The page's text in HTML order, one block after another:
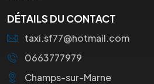
DÉTAILS DU CONTACT
taxi.sf77@hotmail.com
0663777979
Champs-sur-Marne